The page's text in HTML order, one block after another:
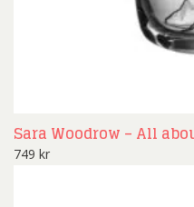
Sara Woodrow – All
749 kr